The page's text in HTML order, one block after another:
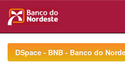
navigationDSpace - BNB - Banco do